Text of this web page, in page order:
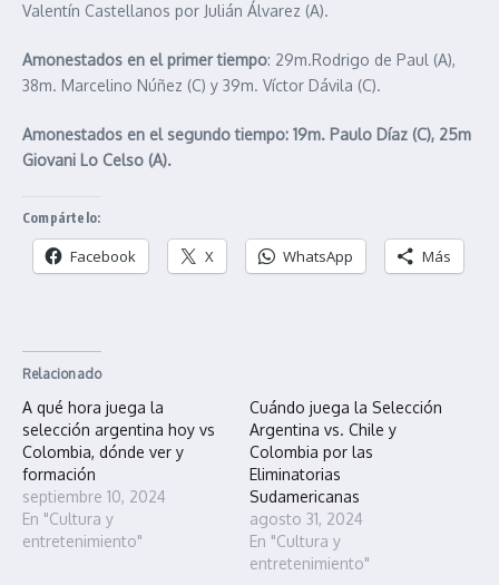
Valentín Castellanos por Julián Álvarez (A).
Amonestados en el primer tiempo: 29m.Rodrigo de Paul (A),
38m. Marcelino Núñez (C) y 39m. Víctor Dávila (C).
Amonestados en el segundo tiempo: 19m. Paulo Díaz (C), 25m
Giovani Lo Celso (A).
Compártelo:
Facebook X WhatsApp Más
Relacionado
A qué hora juega la
selección argentina hoy vs
Colombia, dónde ver y
formación
septiembre 10, 2024
En "Cultura y
entretenimiento"
Cuándo juega la Selección
Argentina vs. Chile y
Colombia por las
Eliminatorias
Sudamericanas
agosto 31, 2024
En "Cultura y
entretenimiento"